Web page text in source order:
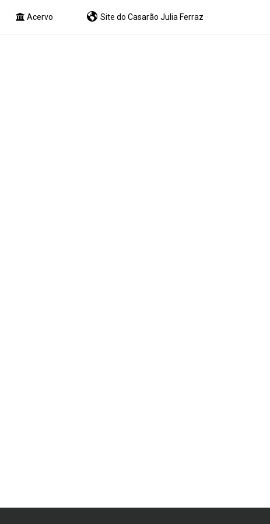
Acervo Site do Casarão Julia Ferraz